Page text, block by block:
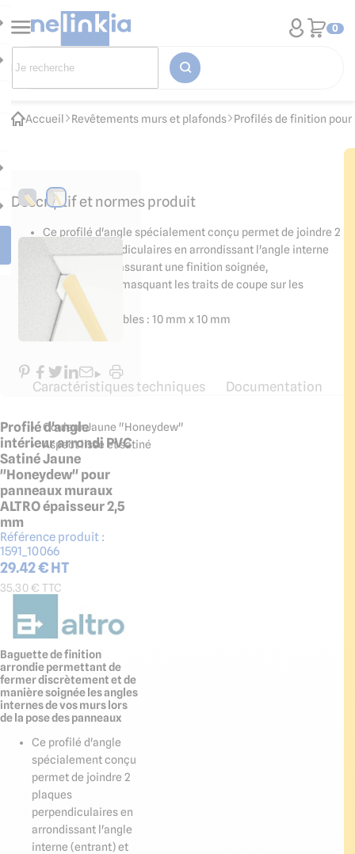
0
Accueil Revêtements murs et plafonds Profilés de finition
Profilé d'angle
intérieur arrondi PVC
Satiné Jaune
"Honeydew" pour
panneaux muraux
ALTRO épaisseur 2,5
mm
Référence produit :
1591_10066
29.42€ HT
35.30€ TTC
Baguette de finition
arrondie permettant de
fermer discrètement et de
manière soignée les angles
internes de vos murs lors
de la pose des panneaux
Ce profilé d'angle
spécialement conçu
permet de joindre 2
plaques
perpendiculaires en
arrondissant l'angle
interne (entrant) et
Descriptif et normes produit
Ce profilé d'angle spécialement conçu permet de joindre 2
plaques perpendiculaires en arrondissant l'angle interne
(entrant) et en assurant une finition soignée,
notamment en masquant les traits de coupe sur les
panneaux.
Dimensions visibles : 10 mm x 10 mm
Caractéristiques techniques Documentation
Couleur Jaune "Honeydew"
Aspect lisse et satiné